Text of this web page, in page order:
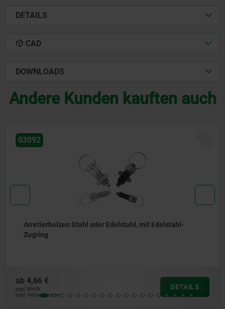
DETAILS
CAD
DOWNLOADS
Andere Kunden kauften auch
NEU
DETAILS
Arretierbolzen Stahl oder Edelstahl, ohne
zzgl. Versandkosten